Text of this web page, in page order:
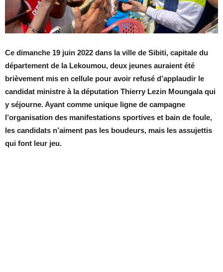
Ce dimanche 19 juin 2022 dans la ville de Sibiti, capitale du
département de la Lekoumou, deux jeunes auraient été
brièvement mis en cellule pour avoir refusé d’applaudir le
candidat ministre à la députation Thierry Lezin Moungala qui
y séjourne. Ayant comme unique ligne de campagne
l’organisation des manifestations sportives et bain de foule,
les candidats n’aiment pas les boudeurs, mais les assujettis
qui font leur jeu.